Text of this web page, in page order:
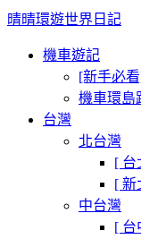
晴晴環遊世界日記
機車遊記
[新手必
機車環島
台灣
北台灣
[ 台
[ 新
中台灣
[ 台